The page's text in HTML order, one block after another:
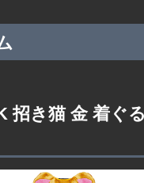
招き猫 金 着ぐ